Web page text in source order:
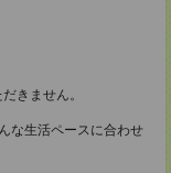
だきません。
な生活ペースに合わせ